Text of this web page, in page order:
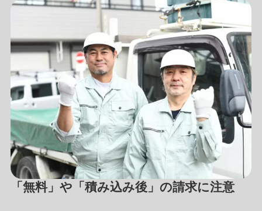
「無料」や「積み込み後」の請求に注意